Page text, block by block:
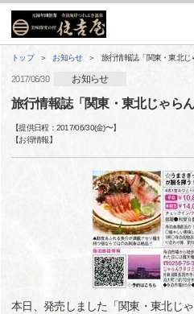
トップ お知らせ 旅行情報誌「関東・東北じ
2017/06/30 お知らせ
旅行情報誌「関東・東北じゃら
【提供日程： 2017/06/30(金)〜】
【お得情報】
本日、発売しました「関東・東北じ